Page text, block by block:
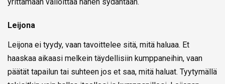
yrittämään valloittaa hänen sydäntään.
Leijona
Leijona ei tyydy, vaan tavoittelee sitä, mitä haluaa. Et
haaskaa aikaasi melkein täydellisiin kumppaneihin, vaan
päätät tapailun tai suhteen jos et saa, mitä haluat. Tyytymällä